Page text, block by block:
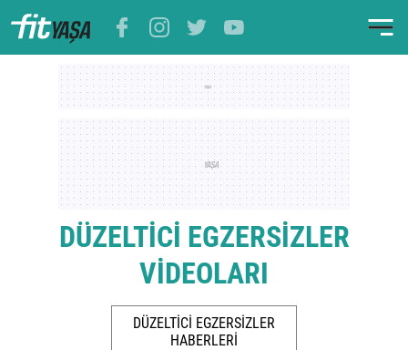
DÜZELTİCİ EGZERSİZLER
VİDEOLARI
DÜZELTİCİ EGZERSİZLER
HABERLERİ